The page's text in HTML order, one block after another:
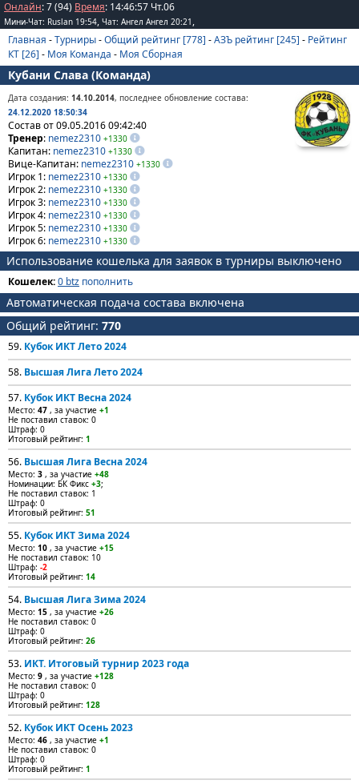
Онлайн: 7 (94) Время: 14:46:57 Чт.06
Мини-Чат: Ruslan 19:54, Чат: Ангел Ангел 20:21 ,
Главная -Турниры-Общий рейтинг [778] -АЗЪ рейтинг [245] - Рейтинг
КТ [26] - Моя Команда - Моя Сборная
Кубани Слава (Команда)
Дата создания: 14.10.2014, последнее обновление состава:
24.12.2020 18:50:34
Состав от 09.05.2016 09:42:40
Тренер: nemez2310 +1330
Капитан: nemez2310 +1330
Вице-Капитан: nemez2310 +1330
Игрок 1: nemez2310 +1330
Игрок 2: nemez2310 +1330
Игрок 3: nemez2310 +1330
Игрок 4: nemez2310 +1330
Игрок 5: nemez2310 +1330
Игрок 6: nemez2310 +1330
Использование кошелька для заявок в турниры выключено
Кошелек:0 btz пополнить
Автоматическая подача состава включена
Общий рейтинг: 770
59. Кубок ИКТ Лето 2024
58. Высшая Лига Лето 2024
57. Кубок ИКТ Весна 2024
Место: 47 , за участие +1
Не поставил ставок: 0
Штраф: 0
Итоговый рейтинг: 1
56. Высшая Лига Весна 2024
Место: 3 , за участие +48
Номинации: БК Фикс +3;
Не поставил ставок: 1
Штраф: 0
Итоговый рейтинг: 51
55. Кубок ИКТ Зима 2024
Место: 10 , за участие +15
Не поставил ставок: 10
Штраф: -2
Итоговый рейтинг: 14
54. Высшая Лига Зима 2024
Место: 15 , за участие +26
Не поставил ставок: 0
Штраф: 0
Итоговый рейтинг: 26
53. ИКТ. Итоговый турнир 2023 года
Место: 9 , за участие +128
Не поставил ставок: 0
Штраф: 0
Итоговый рейтинг: 128
52. Кубок ИКТ Осень 2023
Место: 46 , за участие +1
Не поставил ставок: 0
Штраф: 0
Итоговый рейтинг: 1